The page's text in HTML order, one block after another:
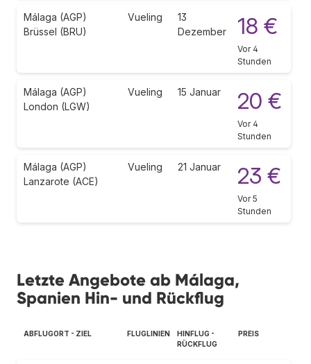
Málaga (AGP)
Brüssel (BRU)
Vueling
13
Dezember
18 €
Vor 4
Stunden
Málaga (AGP)
London (LGW)
Vueling 15 Januar 20 €
Vor 4
Stunden
Málaga (AGP)
Lanzarote (ACE)
Vueling 21 Januar 23 €
Vor 5
Stunden
Letzte Angebote ab Málaga,
Spanien Hin- und Rückflug
ABFLUGORT - ZIEL FLUGLINIEN
HINFLUG -
RÜCKFLUG
PREIS